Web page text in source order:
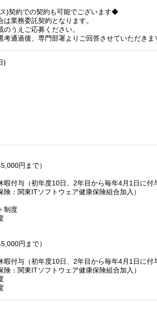
)契約での契約も可能でございます◆
業務委託契約となります。
うえご応募ください。
通過後、専門部署よりご回答させていただきま
)
円まで）
暇付与（初年度10日、2年目から毎年4月1日に付
険：関東ITソフトウェア健康保険組合加入）
制度
円まで）
暇付与（初年度10日、2年目から毎年4月1日に付
険：関東ITソフトウェア健康保険組合加入）